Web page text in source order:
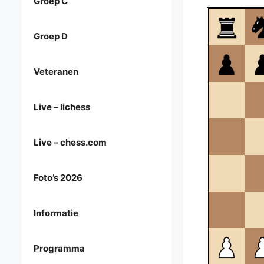
Groep D
Veteranen
Live – lichess
Live – chess.com
Foto’s 2026
Informatie
Programma